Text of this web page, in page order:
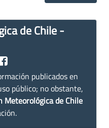
de Chile -
publicados en
público; no obstante,
Meteorológica de Chile